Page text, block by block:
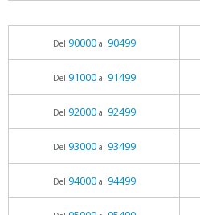
Del 90000al 90499
Del 91000al 91499
Del 92000al 92499
Del 93000al 93499
Del 94000al 94499